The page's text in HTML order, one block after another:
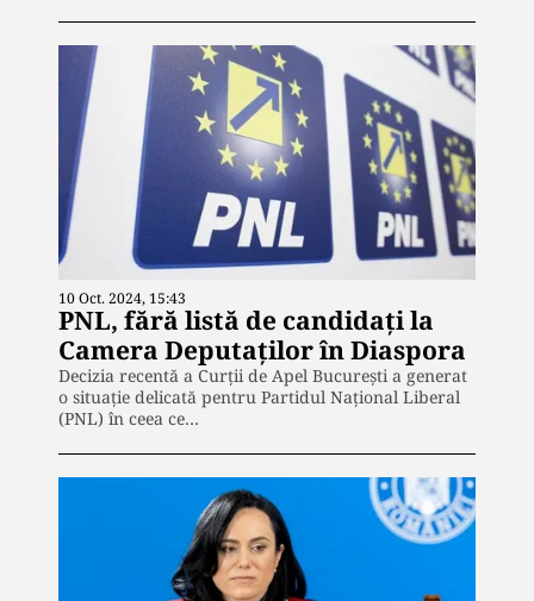
10 Oct. 2024, 15:43
PNL, fără listă de candidați la
Camera Deputaților în Diaspora
Decizia recentă a Curții de Apel București a generat
o situație delicată pentru Partidul Național Liberal
(PNL) în ceea ce…